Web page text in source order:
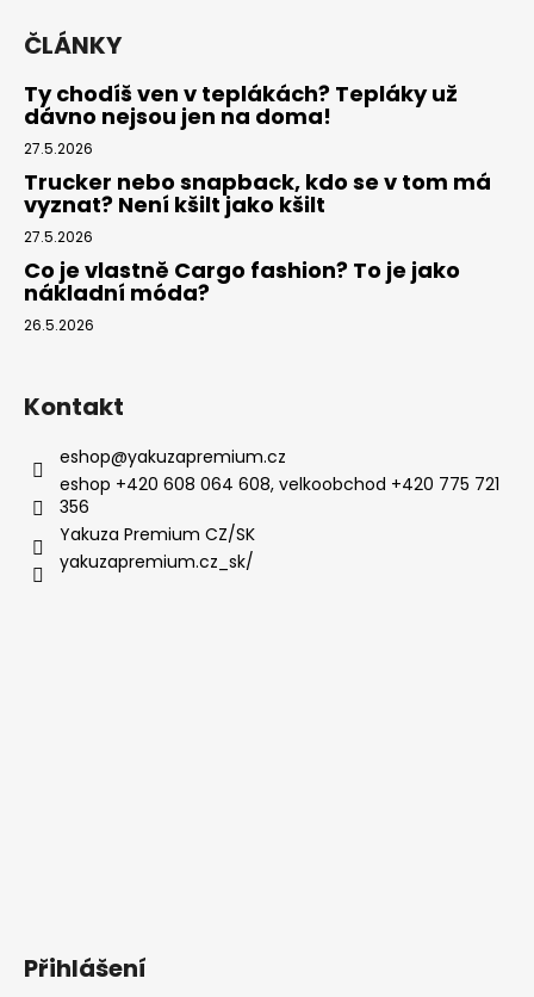
ČLÁNKY
Ty chodíš ven v teplákách? Tepláky už
dávno nejsou jen na doma!
27.5.2026
Trucker nebo snapback, kdo se v tom má
vyznat? Není kšilt jako kšilt
27.5.2026
Co je vlastně Cargo fashion? To je jako
nákladní móda?
26.5.2026
Kontakt
eshop@yakuzapremium.cz
eshop +420 608 064 608, velkoobchod +420 775 721
356
Yakuza Premium CZ/SK
yakuzapremium.cz_sk/
Přihlášení